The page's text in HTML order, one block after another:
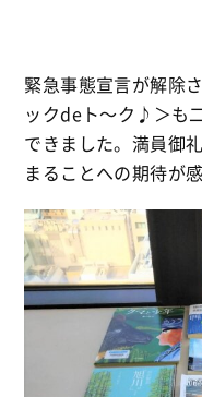
緊急事態宣言が解除
ックdeト〜ク♪＞も
できました。満員御
まることへの期待が